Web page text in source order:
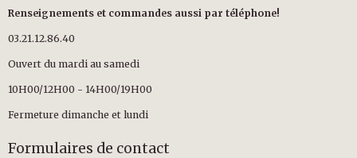
Renseignements et commandes aussi par téléphone!
03.21.12.86.40
Ouvert du mardi au samedi
10H00/12H00 - 14H00/19H00
Fermeture dimanche et lundi
Formulaires de contact